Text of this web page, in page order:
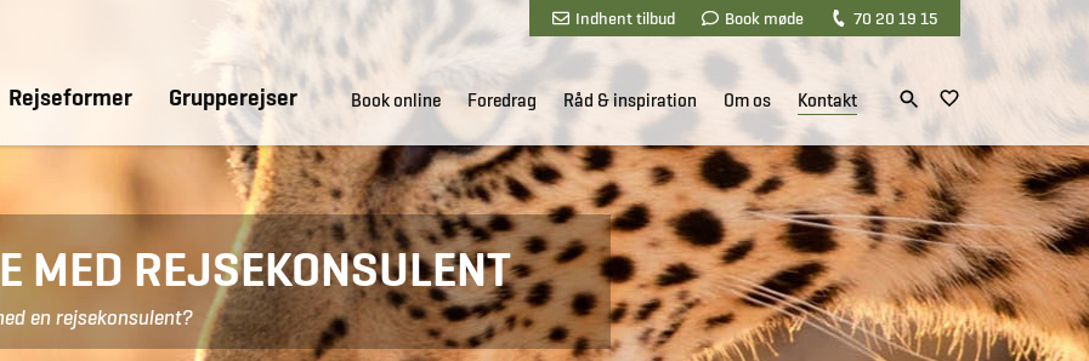
Indhent tilbud Book møde 70 20 19 15
Rejseformer Grupperejser Book online Foredrag Råd & inspiration Om os Kontakt
MED REJSEKONSULENT
en rejsekonsulent?